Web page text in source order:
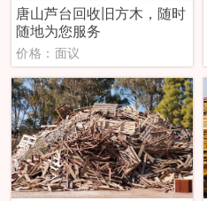
唐山芦台回收旧方木，随时
随地为您服务
价格：面议